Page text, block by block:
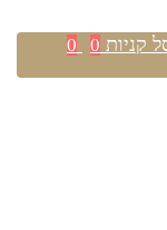
קניות 0
0